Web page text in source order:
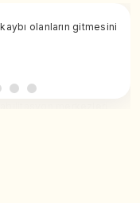
olanların gitmesini